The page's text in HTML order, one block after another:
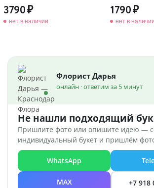
3790
нет в наличии
1790
нет в наличии
Флорист Дарья
онлайн · ответим за 5 минут
Не нашли подходящий
Пришлите фото или опишите идею —
индивидуальный букет и пришлём
WhatsApp
MAX +7 918